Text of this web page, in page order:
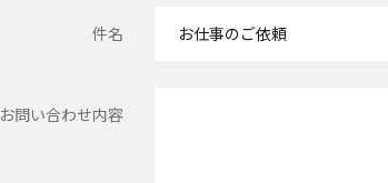
件名
お問い合わせ内容